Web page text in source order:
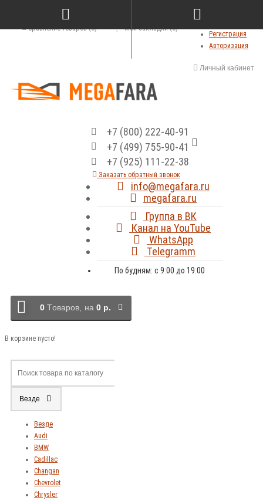
Регистрация
Авторизация
Личный кабинет
Мои закладки (0)
Сравнение товаров (0)
+7 (800) 222-40-91
+7 (499) 755-90-41
+7 (925) 111-22-38
Заказать обратный звонок
info@megafara.ru
megafara.ru
Группа в ВК
Канал на YouTube
WhatsApp
Telegramm
По будням: с 9:00 до 19:00
0 Tоваров, на 0 р.
В корзине пусто!
Везде
Везде
Audi
BMW
Cadillac
Changan
Chevrolet
Chrysler